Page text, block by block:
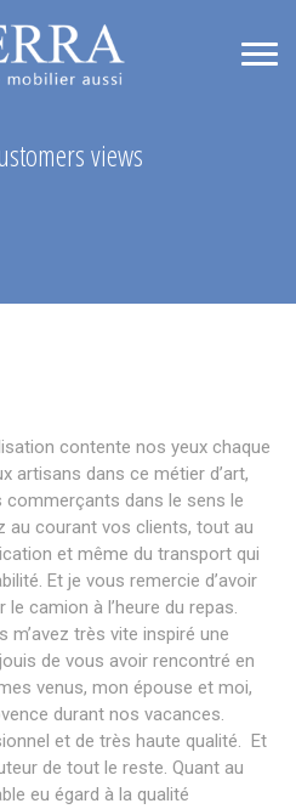
views
contente nos yeux chaque
artisans dans ce métier d’art,
dans le sens le
au courant vos clients, tout au
et même du transport qui
Et je vous remercie d’avoir
camion à l’heure du repas.
très vite inspiré une
de vous avoir rencontré en
venus, mon épouse et moi,
durant nos vacances.
et de très haute qualité. Et
de tout le reste. Quant au
eu égard à la qualité